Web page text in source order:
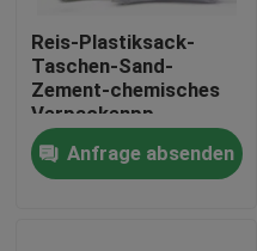
Haus
Produkte
Reis-Plastiksack-
Taschen-Sand-
Zement-chemisches
Verpackenpp.
gesponnenes
Polyäthylen
Anfrage absenden